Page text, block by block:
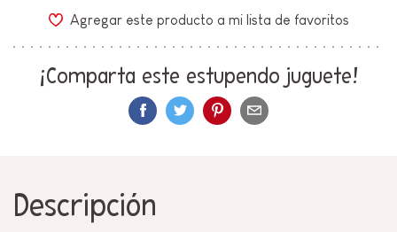
Agregar este producto a mi lista de favoritos
¡Comparta este estupendo juguete!
Descripción